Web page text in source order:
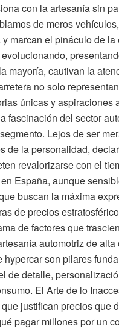
con la artesanía sin
de meros
marcan el pináculo de
mayoría, cautivan la
no solo
únicas y aspiraciones
fascinación del sector
Lejos de ser
de la personalidad,
revalorizarse con el
España, aunque
buscan la máxima
de precios
de factores que
automotriz de
son pilares
de detalle,
El Arte de lo
justifican precios que
pagar millones por un